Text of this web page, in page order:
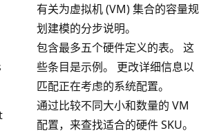
有关为虚拟机 (VM) 集合的容量规
划建模的分步说明。
包含最多五个硬件定义的表。 这
些条目是示例。 更改详细信息以
匹配正在考虑的系统配置。
通过比较不同大小和数量的 VM
配置，来查找适合的硬件 SKU。